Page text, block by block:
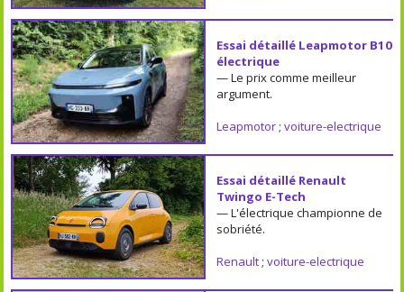
Essai détaillé Leapmotor B10
électrique
— Le prix comme meilleur
argument.
Leapmotor; voiture-electrique
Essai détaillé Renault
Twingo E-Tech
— L'électrique championne de
sobriété.
Renault; voiture-electrique